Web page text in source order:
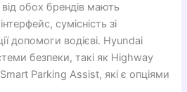
обох брендів мають
сумісність зі
допомоги водієві. Hyundai
безпеки, такі як Highway
Parking Assist, які є опціями